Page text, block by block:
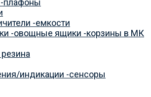
плафоны
-емкости
-овощные ящики -корзины в МК
индикации -сенсоры